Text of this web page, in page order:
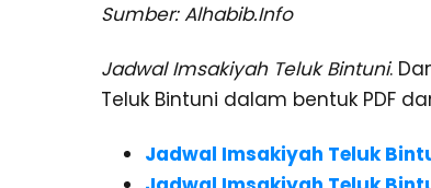
Sumber: Alhabib.Info
Jadwal Imsakiyah Teluk Bintuni.
Teluk Bintuni dalam bentuk PDF
Jadwal Imsakiyah Teluk